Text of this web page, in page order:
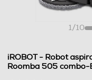
1/10
iROBOT - Robot
Roomba 505 combo-